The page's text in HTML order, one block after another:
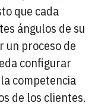
que cada
ángulos de su
un proceso de
configurar
competencia
de los clientes.